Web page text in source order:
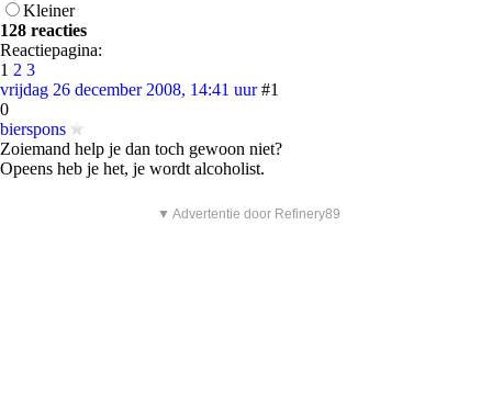
Kleiner
128 reacties
Reactiepagina:
1 2 3
vrijdag 26 december 2008, 14:41 uur #1
0
bierspons
Zoiemand help je dan toch gewoon niet?
Opeens heb je het, je wordt alcoholist.
▼ Advertentie door Refinery89